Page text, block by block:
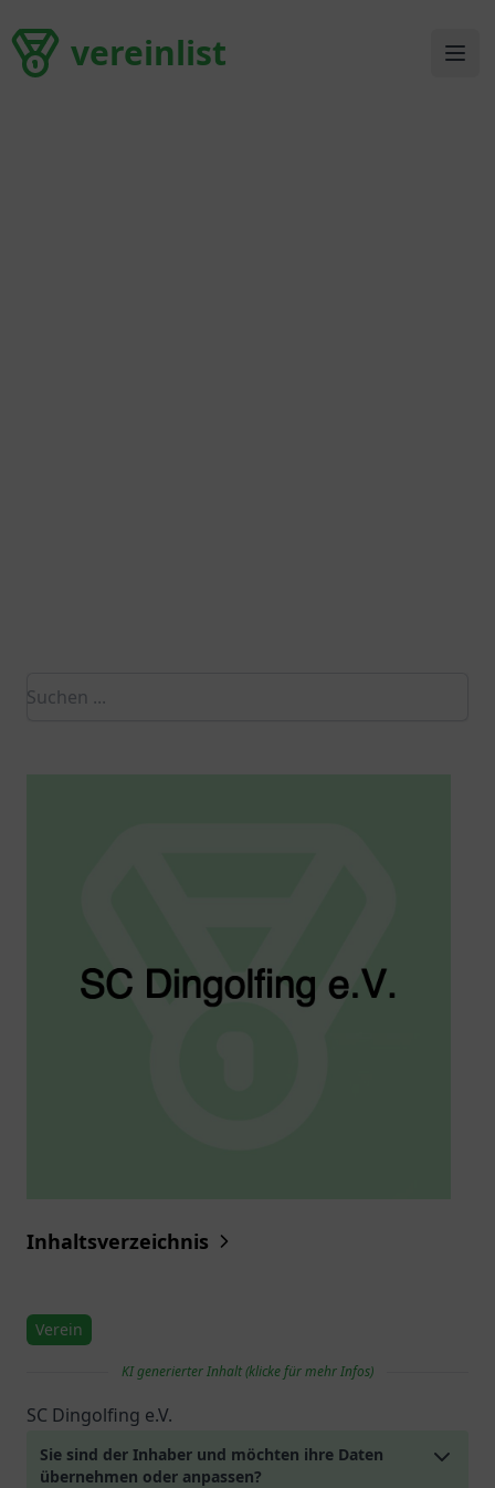
vereinlistvereinlist
Inhaltsverzeichnis
Verein
KI generierter Inhalt (klicke für mehr Infos)
SC Dingolfing e.V.
Sie sind der Inhaber und möchten ihre Daten
übernehmen oder anpassen?